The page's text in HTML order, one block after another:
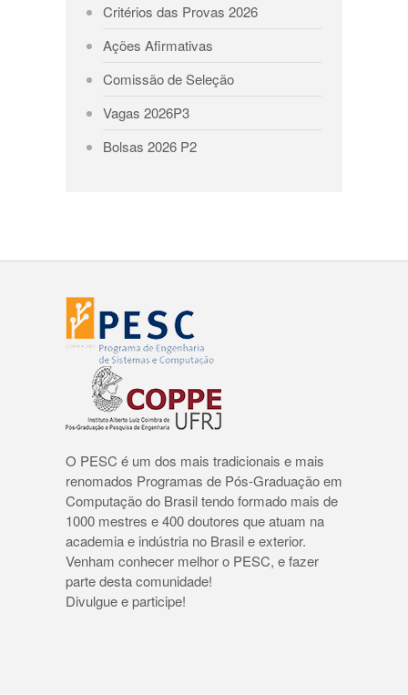
Critérios das Provas 2026
Ações Afirmativas
Comissão de Seleção
Vagas 2026P3
Bolsas 2026 P2
O PESC é um dos mais tradicionais e mais
renomados Programas de Pós-Graduação em
Computação do Brasil tendo formado mais de
1000 mestres e 400 doutores que atuam na
academia e indústria no Brasil e exterior.
Venham conhecer melhor o PESC, e fazer
parte desta comunidade!
Divulgue e participe!